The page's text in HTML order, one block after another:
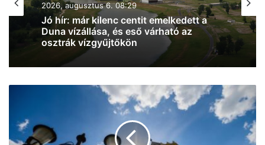
KÖZÉLET
2026, augusztus 6. 08:29
Jó hír: már kilenc centit emelkedett a
Duna vízállása, és eső várható az
osztrák vízgyűjtőkön
2026, augusztus 5. 16:38
Augusztus 11-én megválaszthatják
Magyarország új köztársasági elnökét
munka